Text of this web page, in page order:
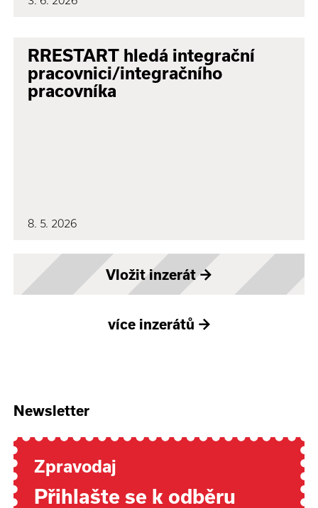
RRESTART hledá integrační
pracovnici/integračního
pracovníka
8. 5. 2026
Vložit inzerát→
více inzerátů →
Newsletter
Zpravodaj
Přihlašte se k odběru